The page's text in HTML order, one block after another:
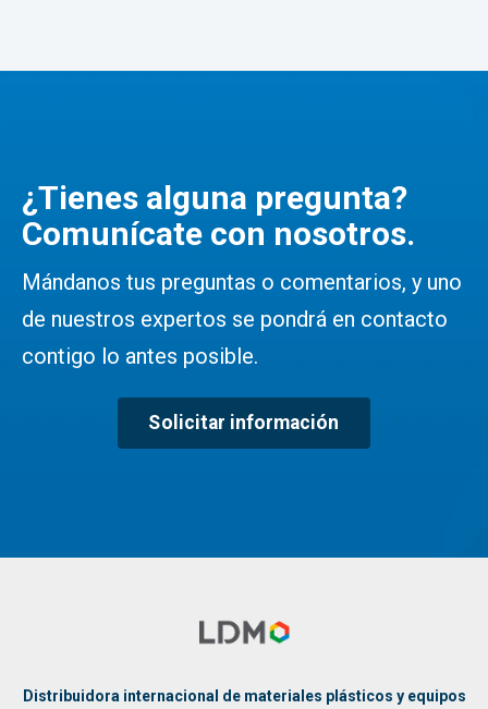
¿Tienes alguna pregunta?
Comunícate con nosotros.
Mándanos tus preguntas o comentarios, y uno
de nuestros expertos se pondrá en contacto
contigo lo antes posible.
Solicitar información
Distribuidora internacional de materiales plásticos y equipos